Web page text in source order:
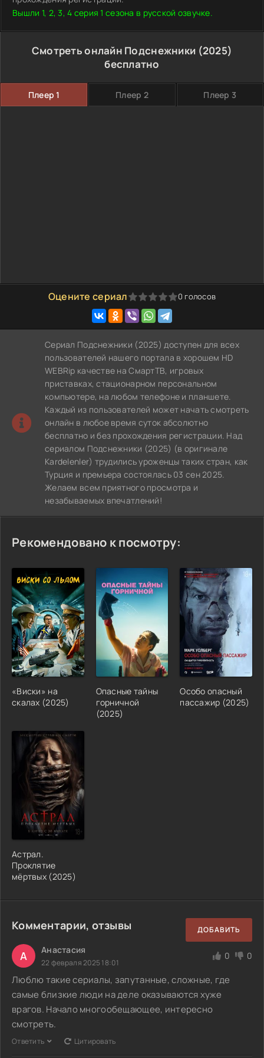
Вышли 1, 2, 3, 4 серия 1 сезона в русской озвучке.
Смотреть онлайн Подснежники (2025)
бесплатно
Плеер 1 Плеер 2 Плеер 3
Оцените сериал
1 2 3 4 5 0 голосов
Сериал Подснежники (2025) доступен для всех
пользователей нашего портала в хорошем HD
WEBRip качестве на СмартТВ, игровых
приставках, стационарном персональном
компьютере, на любом телефоне и планшете.
Каждый из пользователей может начать смотреть
онлайн в любое время суток абсолютно
бесплатно и без прохождения регистрации. Над
сериалом Подснежники (2025) (в оригинале
Kardelenler) трудились уроженцы таких стран, как
Турция и премьера состоялась 03 сен 2025.
Желаем всем приятного просмотра и
незабываемых впечатлений!
Рекомендовано к посмотру:
«Виски» на
скалах (2025)
Опасные тайны
горничной
(2025)
Особо опасный
пассажир (2025)
Астрал.
Проклятие
мёртвых (2025)
Комментарии, отзывы ДОБАВИТЬ
А Анастасия
22 февраля 2025 18:01
0 0
Люблю такие сериалы, запутанные, сложные, где
самые близкие люди на деле оказываются хуже
врагов. Начало многообещающее, интересно
смотреть.
Ответить Цитировать